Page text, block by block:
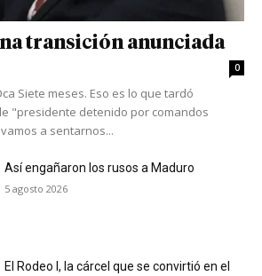
transición anunciada
0
Siete meses. Eso es lo que tardó
"presidente detenido por comandos
a sentarnos...
Así engañaron los rusos a Maduro
5 agosto 2026
El Rodeo I, la cárcel que se convirtió en el